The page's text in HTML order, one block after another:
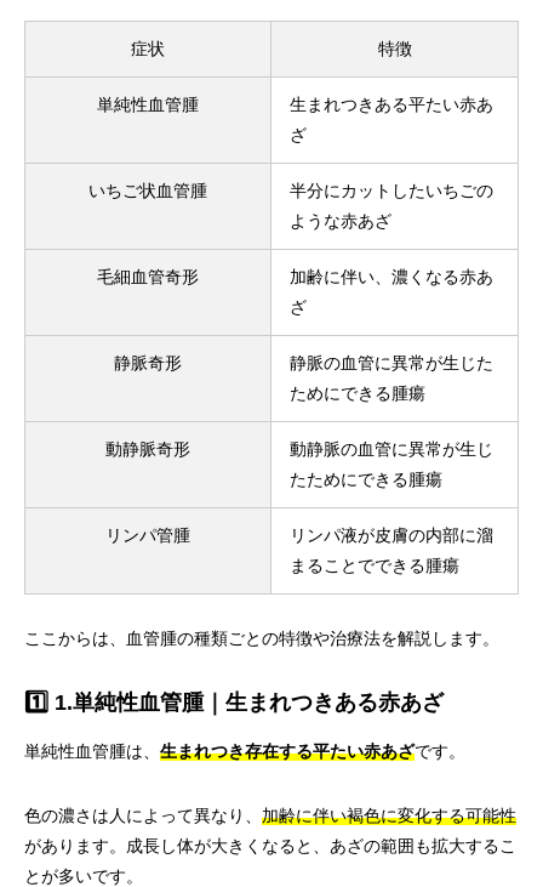
症状 特徴
単純性血管腫
生まれつきある平たい赤あ
ざ
いちご状血管腫
半分にカットしたいちごの
ような赤あざ
毛細血管奇形
加齢に伴い、濃くなる赤あ
ざ
静脈奇形
静脈の血管に異常が生じた
ためにできる腫瘍
動静脈奇形
動静脈の血管に異常が生じ
たためにできる腫瘍
リンパ管腫
リンパ液が皮膚の内部に溜
まることでできる腫瘍
ここからは、血管腫の種類ごとの特徴や治療法を解説します。
1️⃣ 1.単純性血管腫｜生まれつきある赤あざ
単純性血管腫は、 生まれつき存在する平たい赤あざです。
色の濃さは人によって異なり、 加齢に伴い褐色に変化する可能性
があります。成長し体が大きくなると、あざの範囲も拡大するこ
とが多いです。